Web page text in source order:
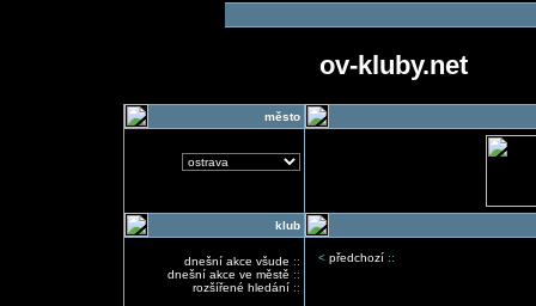
ov-kluby.net
město
klub
dnešní akce všude ::
dnešní akce ve městě ::
rozšířené hledání::
< předchozí::